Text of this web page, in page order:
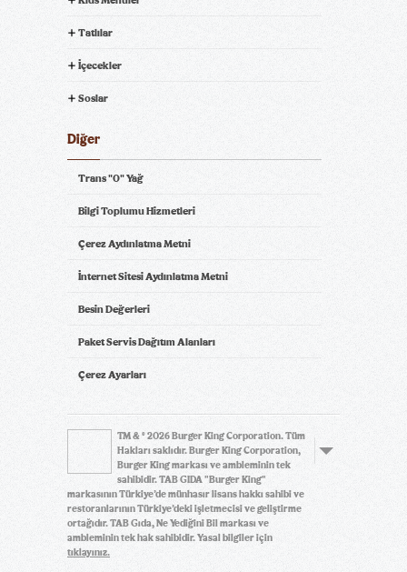
Tatlılar
İçecekler
Soslar
Diğer
Trans "0" Yağ
Bilgi Toplumu Hizmetleri
Çerez Aydınlatma Metni
İnternet Sitesi Aydınlatma Metni
Besin Değerleri
Paket Servis Dağıtım Alanları
Çerez Ayarları
TM & © 2026 Burger King Corporation. Tüm
Hakları saklıdır. Burger King Corporation,
Burger King markası ve ambleminin tek
sahibidir. TAB GIDA "Burger King"
markasının Türkiye’de münhasır lisans hakkı sahibi ve
restoranlarının Türkiye’deki işletmecisi ve geliştirme
ortağıdır. TAB Gıda, Ne Yediğini Bil markası ve
ambleminin tek hak sahibidir. Yasal bilgiler için
tıklayınız.